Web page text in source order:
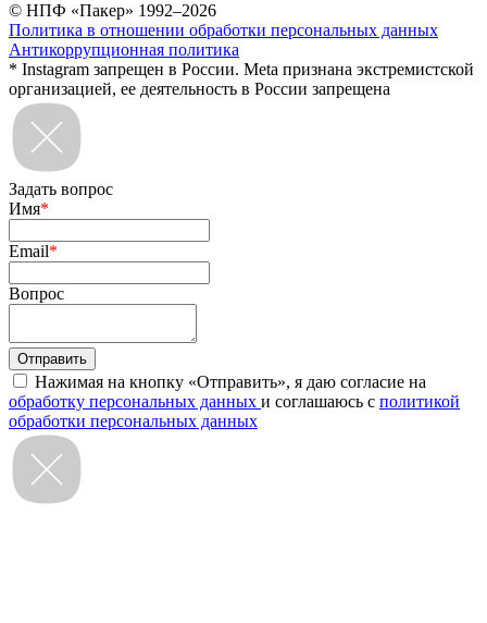
© НПФ «Пакер» 1992–2026
Политика в отношении обработки персональных данных
Антикоррупционная политика
* Instagram запрещен в России. Meta признана экстремистской
организацией, ее деятельность в России запрещена
Задать вопрос
Имя*
Email*
Вопрос
Нажимая на кнопку «Отправить», я даю согласие на
обработку персональных данных и соглашаюсь с политикой
обработки персональных данных